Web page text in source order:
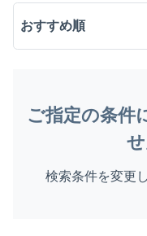
ご指定の条件
検索条件を変更